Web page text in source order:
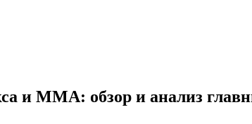
и MMA: обзор и анализ